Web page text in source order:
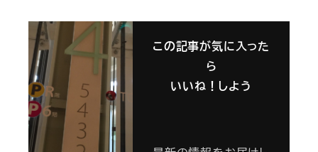
この記事が気に入った
ら
いいね！しよう